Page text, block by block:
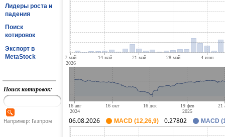
Лидеры роста и
падения
Поиск
котировок
Экспорт в
MetaStock
Поиск котировок:
Например: Газпром 06.08.2026 MACD (12,26,9) 0.27802 MACD